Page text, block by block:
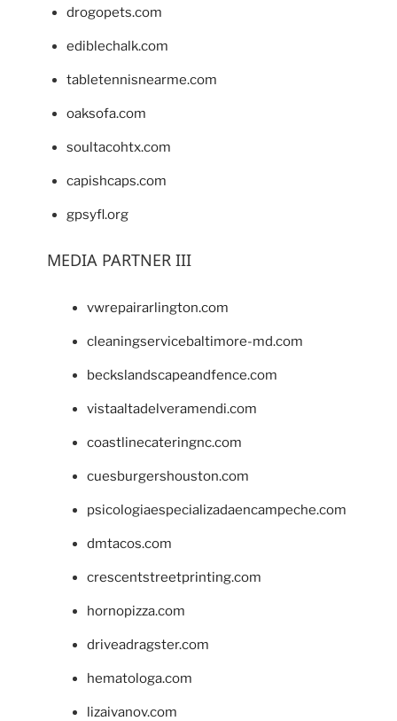
drogopets.com
ediblechalk.com
tabletennisnearme.com
oaksofa.com
soultacohtx.com
capishcaps.com
gpsyfl.org
MEDIA PARTNER III
vwrepairarlington.com
cleaningservicebaltimore-md.com
beckslandscapeandfence.com
vistaaltadelveramendi.com
coastlinecateringnc.com
cuesburgershouston.com
psicologiaespecializadaencampeche.com
dmtacos.com
crescentstreetprinting.com
hornopizza.com
driveadragster.com
hematologa.com
lizaivanov.com